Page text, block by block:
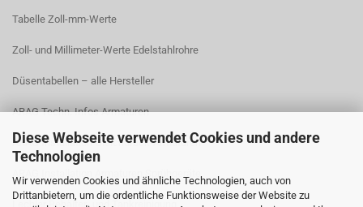
Diese Webseite verwendet Cookies und andere
Technologien
Wir verwenden Cookies und ähnliche Technologien, auch von
Drittanbietern, um die ordentliche Funktionsweise der Website zu
Tabelle Zoll-mm-Werte
Zoll- und Millimeter-Werte Edelstahlrohre
Düsentabellen – alle Hersteller
ARAG Techn. Infos Armaturen
ARAG Installation Gleichdruck-Armaturen
ARAG Installation Armaturen Sprühgeräte
Lechler Behälter- und Tankreinigung